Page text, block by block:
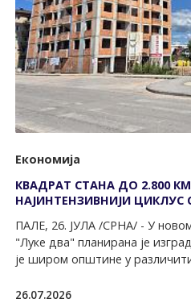
Економија
КВАДРАТ СТАНА ДО 2.800
НАЈИНТЕНЗИВНИЈИ
ПАЛЕ, 26. ЈУЛА /СРНА/ - У
"Луке два" планирана је
је широм општине у
26.07.2026